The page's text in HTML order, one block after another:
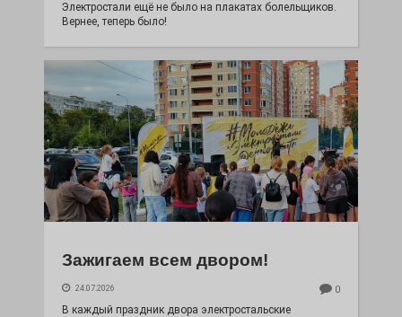
Электростали ещё не было на плакатах болельщиков.
Вернее, теперь было!
Зажигаем всем двором!
24.07.2026 0
В каждый праздник двора электростальские